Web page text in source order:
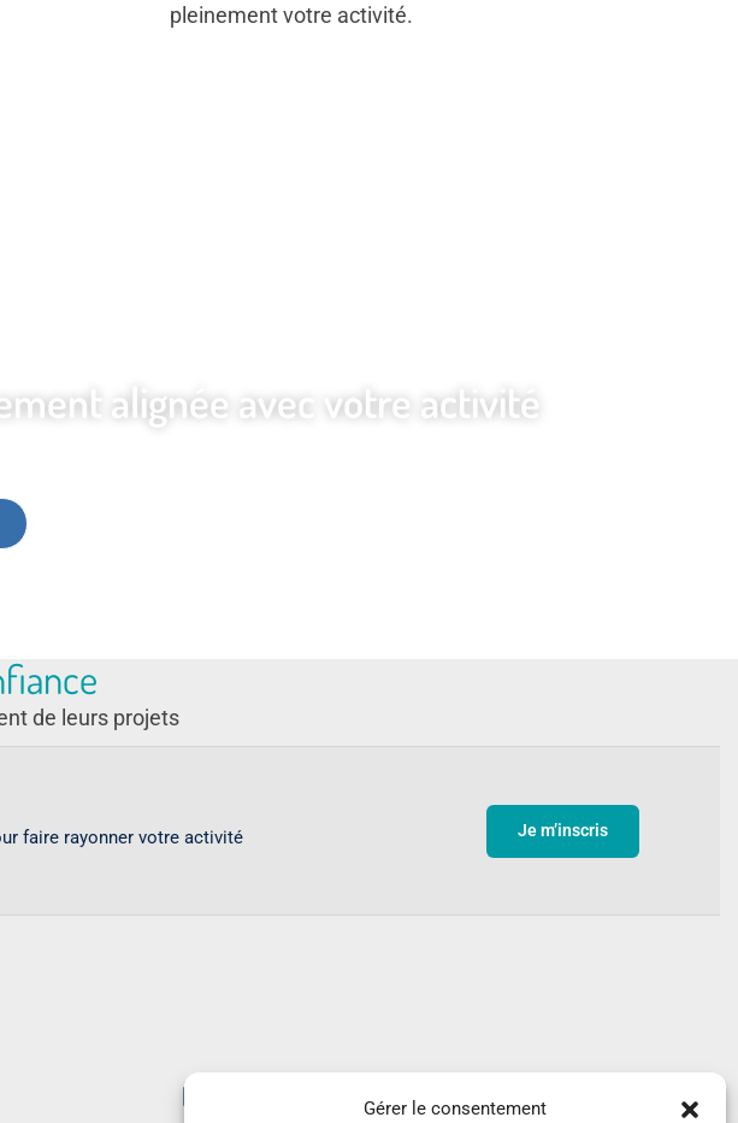
Gérer le consentement
pleinement votre activité.
alignée avec votre activité
de leurs projets
faire rayonner votre activité
Je m’inscris
Découvrir